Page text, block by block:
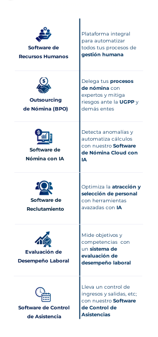
Software de
Recursos Humanos
Plataforma integral
para automatizar
todos tus procesos de
gestión humana
Outsourcing
de Nómina (BPO)
Delega tus procesos
de nómina con
expertos y mitiga
riesgos ante la UGPP y
demás entes
Software de
Nómina con IA
Detecta anomalías y
automatiza cálculos
con nuestro Software
de Nómina Cloud con
IA
Software de
Reclutamiento
Optimiza la atracción y
selección de personal
con herramientas
avazadas con IA
Evaluación de
Desempeño Laboral
Mide objetivos y
competencias con
un sistema de
evaluación de
desempeño laboral
Software de Control
de Asistencia
Lleva un control de
ingresos y salidas, etc;
con nuestro Software
de Control de
Asistencias